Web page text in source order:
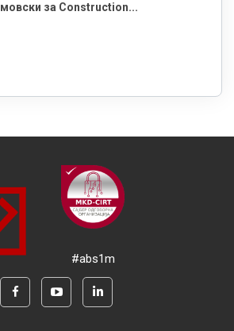
за Construction...
#abs1m